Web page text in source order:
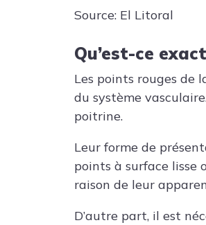
Source: El Litoral
Qu’est-ce
Les points rouges de
du système
poitrine.
Leur forme de
points à surface lisse
raison de leur
D’autre part, il est